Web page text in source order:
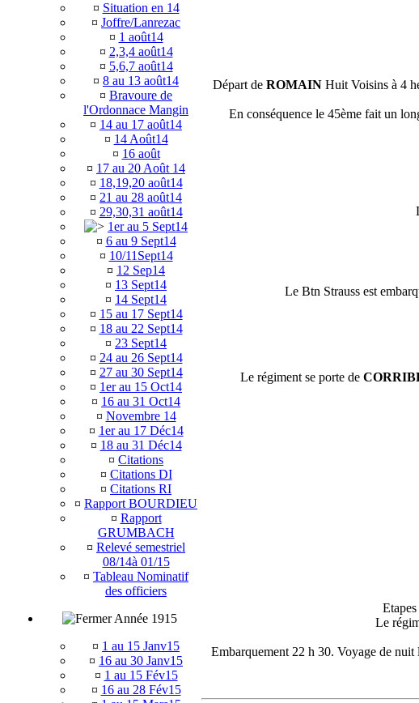
¤ Situation en 14
¤ Joffre/Lanrezac
¤ 1 août14
¤ 2,3,4 août14
¤ 5,6,7 août14
¤ 8 au 13 août14
¤ Bravoure de
l'Ordonnace Mangin
¤ 14 au 17 août14
¤ 14 Août14
¤ 16 août
¤ 17 au 20 Août 14
¤ 18,19,20 août14
¤ 21 au 28 août14
¤ 29,30,31 août14
1er au 5 Sept14
¤ 6 au 9 Sept14
¤ 10/11Sept14
¤ 12 Sep14
¤ 13 Sept14
¤ 14 Sept14
¤ 15 au 17 Sept14
¤ 18 au 22 Sept14
¤ 23 Sept14
¤ 24 au 26 Sept14
¤ 27 au 30 Sept14
¤ 1er au 15 Oct14
¤ 16 au 31 Oct14
¤ Novembre 14
¤ 1er au 17 Déc14
¤ 18 au 31 Déc14
¤ Citations
¤ Citations DI
¤ Citations RI
¤ Rapport BOURDIEU
¤ Rapport
GRUMBACH
¤ Relevé semestriel
08/14à 01/15
¤ Tableau Nominatif
des officiers
Année 1915
¤ 1 au 15 Janv15
¤ 16 au 30 Janv15
¤ 1 au 15 Fév15
¤ 16 au 28 Fév15
Départ de ROMAIN Huit Voisins à 4
En conséquence le 45ème fait un
Le Btn Strauss est
Le régiment se porte de
Le
Embarquement 22 h 30. Voyage de nuit